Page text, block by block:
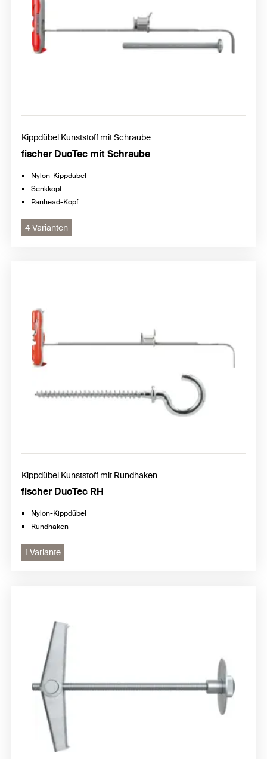
Kippdübel Kunststoff mit Schraube
fischer DuoTec mit Schraube
Nylon-Kippdübel
Senkkopf
Panhead-Kopf
4 Varianten
Kippdübel Kunststoff mit Rundhaken
fischer DuoTec RH
Nylon-Kippdübel
Rundhaken
1 Variante